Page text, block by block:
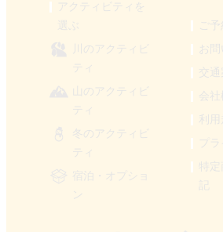
アクティビティを
川のアクティビ
ティ
山のアクティビ
ティ
冬のアクティビ
ティ
宿泊・オプショ
ン
ご
お
交通
会社
利
プ
特定
記